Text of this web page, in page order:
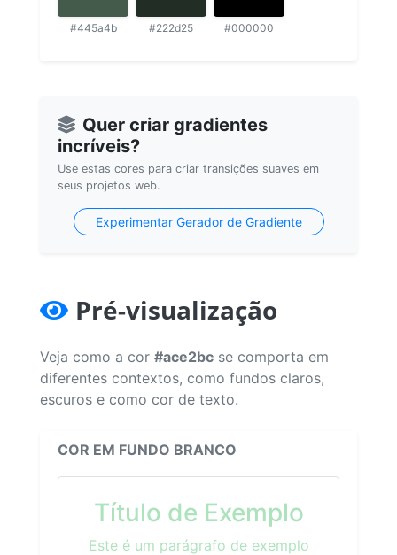
#445a4b #222d25 #000000
Quer criar gradientes
incríveis?
Use estas cores para criar transições suaves em
seus projetos web.
Experimentar Gerador de Gradiente
Pré-visualização
Veja como a cor #ace2bc se comporta em
diferentes contextos, como fundos claros,
escuros e como cor de texto.
COR EM FUNDO BRANCO
Título de Exemplo
Este é um parágrafo de exemplo